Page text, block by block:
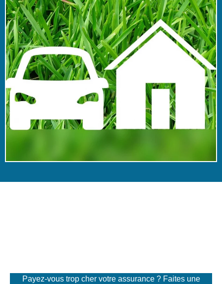
Payez-vous trop cher votre assurance ? Faites une